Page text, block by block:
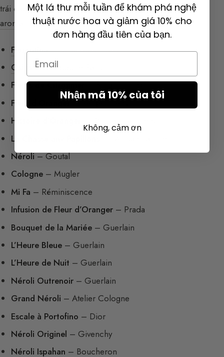
trái cây, nắng hay hoa oải hương ( xem: facette
aromatique).
Florentina– Delacourte Paris
Osiris
– Delacourte Paris
Fleurs de Citronnier– Serge Lutens
Fleur d’Oranger
– Serge Lutens
Histoire d’Oranger
La Chasse aux Papillons
Néroli– Goutal
Cologne – Mugler
Mi Fa – Réminiscence
Infusion de Fleur d’Oranger – Prada
Bouquet de la Mariée – Guerlain
L’Heure Bleue – Guerlain
L’Heure de Nuit – Guerlain
Néroli Outrenoir – Guerlain
Grand Néroli – Atelier Cologne
Escale à Portofino – Dior
Néroli Originel – Givenchy
Néroli Ispahan – Boucheron
Một lá thư mỗi tuần để khám phá nghệ
thuật nước hoa và giảm giá 10% cho
đơn hàng đầu tiên của bạn.
Email
Nhận mã 10% của tôi
Không, cảm ơn